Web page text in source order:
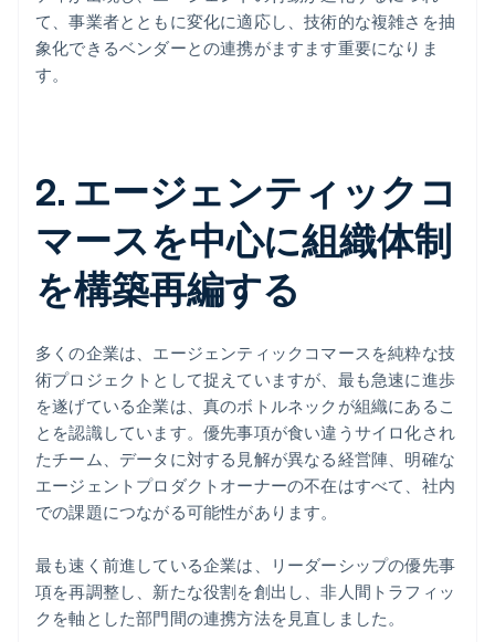
て、事業者とともに変化に適応し、技術的な複雑さを抽
象化できるベンダーとの連携がますます重要になりま
す。
2. エージェンティックコ
マースを中心に組織体制
を構築再編する
多くの企業は、エージェンティックコマースを純粋な技
術プロジェクトとして捉えていますが、最も急速に進歩
を遂げている企業は、真のボトルネックが組織にあるこ
とを認識しています。優先事項が食い違うサイロ化され
たチーム、データに対する見解が異なる経営陣、明確な
エージェントプロダクトオーナーの不在はすべて、社内
での課題につながる可能性があります。
最も速く前進している企業は、リーダーシップの優先事
項を再調整し、新たな役割を創出し、非人間トラフィッ
クを軸とした部門間の連携方法を見直しました。